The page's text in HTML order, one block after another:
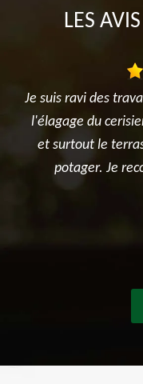
LES
Très satisfait de
réalisé avec
été ponctuelle,
après les
pour tous vos